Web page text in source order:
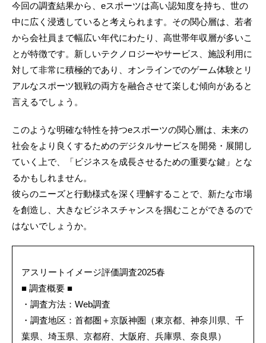
今回の調査結果から、eスポーツは高い認知度を持ち、世の
中に広く浸透していると考えられます。その関心層は、若者
から会社員まで幅広い年代にわたり、高世帯年収層が多いこ
とが特徴です。新しいテクノロジーやサービス、施設利用に
対して非常に積極的であり、オンラインでのゲーム体験とリ
アルなスポーツ観戦の両方を融合させて楽しむ傾向があると
言えるでしょう。
このような明確な特性を持つeスポーツの関心層は、未来の
社会をより良くするためのデジタルサービスを開発・展開し
ていく上で、「ビジネスを成長させるための重要な鍵」とな
るかもしれません。
彼らのニーズと行動様式を深く理解することで、新たな市場
を創造し、大きなビジネスチャンスを掴むことができるので
はないでしょうか。
アスリートイメージ評価調査2025春
■ 調査概要 ■
・調査方法：Web調査
・調査地区：首都圏＋京阪神圏（東京都、神奈川県、千
葉県、埼玉県、京都府、大阪府、兵庫県、奈良県）